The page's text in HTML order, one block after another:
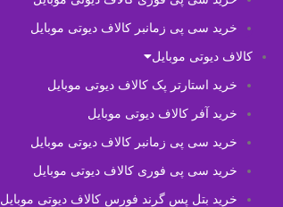
خرید سی پی زمانبر کالاف دیوتی موبایل
کالاف دیوتی موبایل
خرید استارتر پک کالاف دیوتی موبایل
خرید آفر کالاف دیوتی موبایل
خرید سی پی زمانبر کالاف دیوتی موبایل
خرید سی پی فوری کالاف دیوتی موبایل
خرید بتل پس گرند فورس کالاف دیوتی موبایل